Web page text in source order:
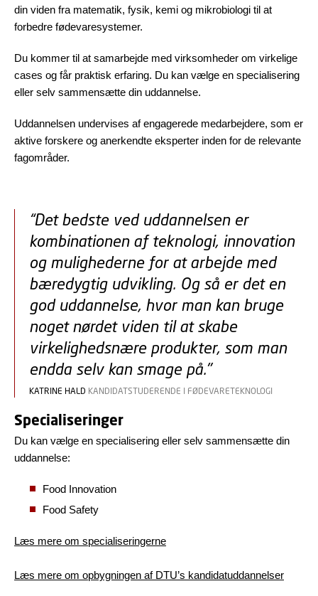
din viden fra matematik, fysik, kemi og mikrobiologi til at
forbedre fødevaresystemer.
Du kommer til at samarbejde med virksomheder om virkelige
cases og får praktisk erfaring. Du kan vælge en specialisering
eller selv sammensætte din uddannelse.
Uddannelsen undervises af engagerede medarbejdere, som er
aktive forskere og anerkendte eksperter inden for de relevante
fagområder.
“Det bedste ved uddannelsen er
kombinationen af teknologi, innovation
og mulighederne for at arbejde med
bæredygtig udvikling. Og så er det en
god uddannelse, hvor man kan bruge
noget nørdet viden til at skabe
virkelighedsnære produkter, som man
endda selv kan smage på."
KATRINE HALD KANDIDATSTUDERENDE I FØDEVARETEKNOLOGI
Specialiseringer
Du kan vælge en specialisering eller selv sammensætte din
uddannelse:
Food Innovation
Food Safety
Læs mere om specialiseringerne
Læs mere om opbygningen af DTU’s kandidatuddannelser